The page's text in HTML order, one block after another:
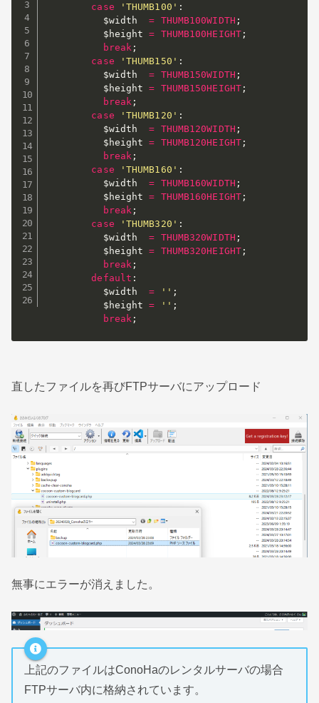
case
'THUMB100' :
$width
= THUMB100WIDTH ;
$height
= THUMB100HEIGHT;
break ;
case
'THUMB150' :
$width
= THUMB150WIDTH ;
$height
= THUMB150HEIGHT;
break ;
case
'THUMB120' :
$width
= THUMB120WIDTH ;
$height
= THUMB120HEIGHT;
break ;
case
'THUMB160' :
$width
= THUMB160WIDTH ;
$height
= THUMB160HEIGHT;
break ;
case
'THUMB320' :
$width
= THUMB320WIDTH ;
$height
= THUMB320HEIGHT;
break ;
default :
$width
= '' ;
$height
= '' ;
break ;
直したファイルを再びFTPサーバにアップロード
無事にエラーが消えました。
上記のファイルはConoHaのレンタルサーバの場合
FTPサーバ内に格納されています。